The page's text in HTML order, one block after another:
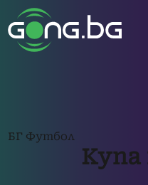
БГ Футбол
Купа